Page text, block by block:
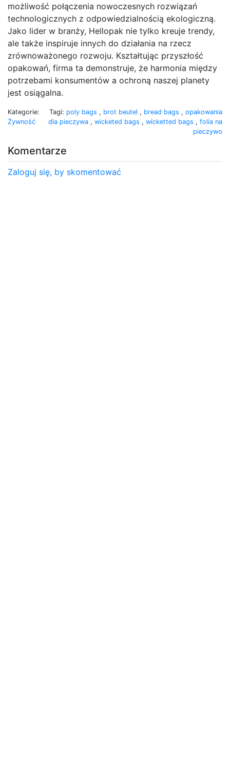
możliwość połączenia nowoczesnych rozwiązań
technologicznych z odpowiedzialnością ekologiczną.
Jako lider w branży, Hellopak nie tylko kreuje trendy,
ale także inspiruje innych do działania na rzecz
zrównoważonego rozwoju. Kształtując przyszłość
opakowań, firma ta demonstruje, że harmonia między
potrzebami konsumentów a ochroną naszej planety
jest osiągalna.
Kategorie:
Żywność
Tagi: poly bags , brot beutel , bread bags , opakowania
dla pieczywa , wicketed bags , wicketted bags , folia na
pieczywo
Komentarze
Zaloguj się, by skomentować